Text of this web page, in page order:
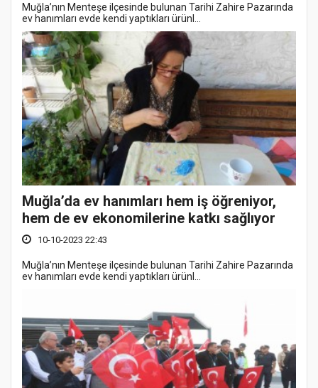
Muğla’nın Menteşe ilçesinde bulunan Tarihi Zahire Pazarında
ev hanımları evde kendi yaptıkları ürünl...
Muğla’da ev hanımları hem iş öğreniyor,
hem de ev ekonomilerine katkı sağlıyor
10-10-2023 22:43
Muğla’nın Menteşe ilçesinde bulunan Tarihi Zahire Pazarında
ev hanımları evde kendi yaptıkları ürünl...